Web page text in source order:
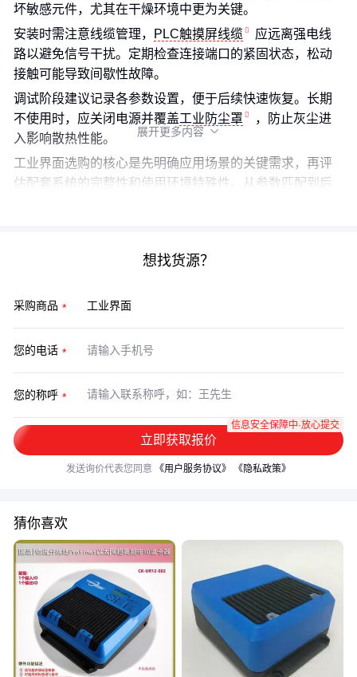
坏敏感元件，尤其在干燥环境中更为关键。
安装时需注意线缆管理，
PLC触摸屏线缆
应远离强电线
路以避免信号干扰。定期检查连接端口的紧固状态，松动
接触可能导致间歇性故障。
调试阶段建议记录各参数设置，便于后续快速恢复。长期
不使用时，应关闭电源并覆盖工业防尘罩
，防止灰尘进
入影响散热性能。
工业界面选购的核心是先明确应用场景的关键需求，再评
估配套系统的完整性和使用环境特殊性。从参数匹配到后
展开更多内容 
想找货源？
采购商品
您的电话
您的称呼
立即获取报价
信息安全保障中·放心提交
发送询价代表您同意 《用户服务协议》 《隐私政策》
猜你喜欢